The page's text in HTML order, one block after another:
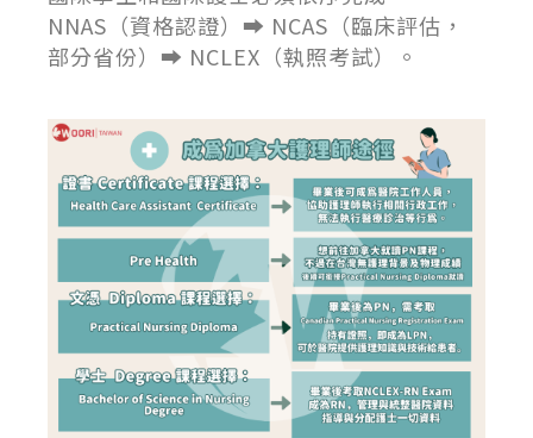
NNAS（資格認證）➡ NCAS（臨床評估，
部分省份）➡ NCLEX（執照考試）。